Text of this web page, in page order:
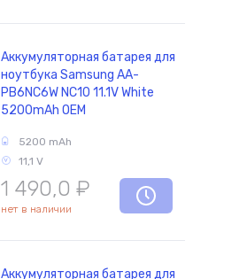
Аккумуляторная батарея для
ноутбука Samsung AA-
PB6NC6W NC10 11.1V White
5200mAh OEM
5200 mAh
11,1 V
1 490,0 ₽
нет в наличии
Аккумуляторная батарея для